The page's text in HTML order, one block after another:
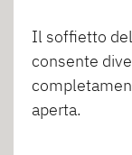
Il soffietto
consente
aperta.